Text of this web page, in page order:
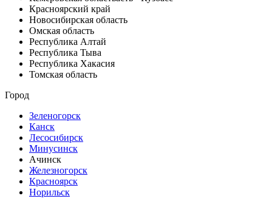
Красноярский край
Новосибирская область
Омская область
Республика Алтай
Республика Тыва
Республика Хакасия
Томская область
Город
Зеленогорск
Канск
Лесосибирск
Минусинск
Ачинск
Железногорск
Красноярск
Норильск